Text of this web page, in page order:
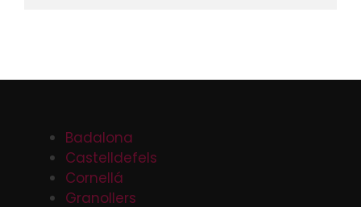
Badalona
Castelldefels
Cornellá
Granollers